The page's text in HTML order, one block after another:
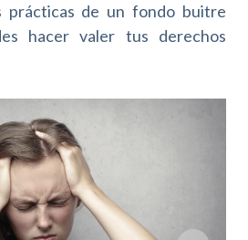
prácticas de un fondo buitre
hacer valer tus derechos